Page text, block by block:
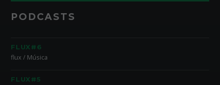
PODCASTS
FLUX#6
flux / Música
FLUX#5